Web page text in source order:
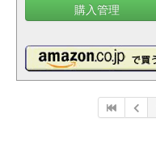
購入管理